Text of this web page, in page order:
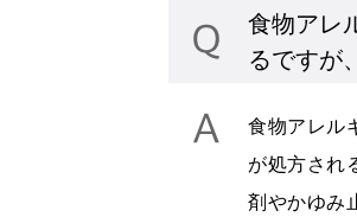
食物アレ
るですが
食物アレル
が処方され
剤やかゆみ